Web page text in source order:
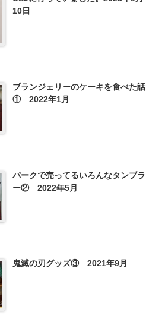
10日
ブランジェリーのケーキを食べた話
① 2022年1月
パークで売ってるいろんなタンブラ
ー② 2022年5月
鬼滅の刃グッズ③ 2021年9月